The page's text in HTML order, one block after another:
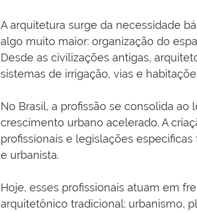
A arquitetura surge da necessidade
algo muito maior: organização do
Desde as civilizações antigas,
sistemas de irrigação, vias e
No Brasil, a profissão se consolida
crescimento urbano acelerado. A
profissionais e legislações
e urbanista.
Hoje, esses profissionais atuam em
arquitetônico tradicional: urbanismo,